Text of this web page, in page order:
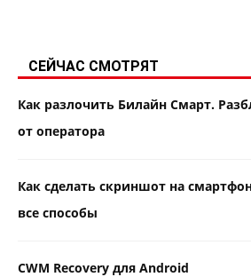
СЕЙЧАС СМОТРЯТ
Как разлочить Билайн Смарт.
от оператора
Как сделать скриншот на
все способы
CWM Recovery для Android